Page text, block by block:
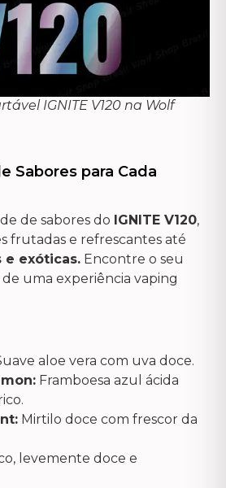
IGNITE V120 na Wolf
Sabores para Cada
de sabores do IGNITE V120,
frutadas e refrescantes até
e exóticas. Encontre o seu
uma experiência vaping
aloe vera com uva doce.
Framboesa azul ácida
Mirtilo doce com frescor da
levemente doce e